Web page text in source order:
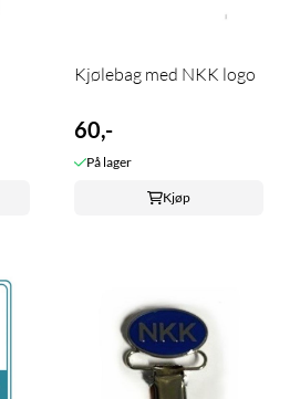
Kjølebag med NKK logo
60,-
På lager
Kjøp